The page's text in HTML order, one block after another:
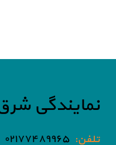
نمایندگی
تلفن: ۰۲۱۷۷۴۸۹۹۶۵